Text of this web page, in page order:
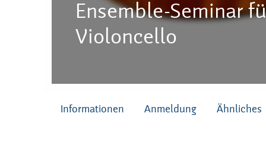
Ensemble-Seminar
Violoncello
Informationen Anmeldung Ähnliches